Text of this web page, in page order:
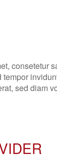
consetetur
sed diam